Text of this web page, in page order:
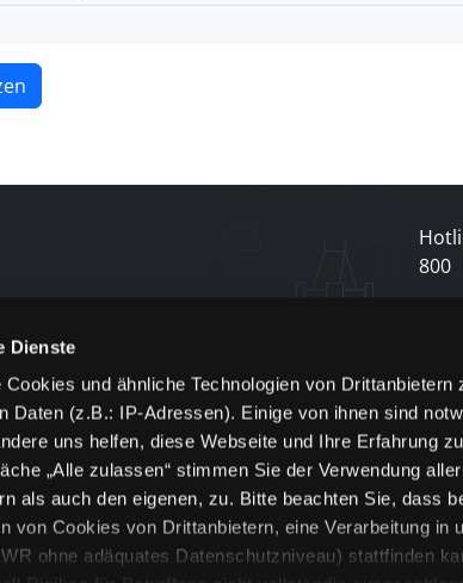
Dienste
und ähnliche Technologien von Drittanbietern
Daten (z.B.: IP-Adressen). Einige von ihnen sind
uns helfen, diese Webseite und Ihre Erfahrung zu
„Alle zulassen“ stimmen Sie der Verwendung
als auch den eigenen, zu. Bitte beachten Sie, dass
von Cookies von Drittanbietern, eine Verarbeitung in
ohne adäquates Datenschutzniveau) stattfinden
800
und